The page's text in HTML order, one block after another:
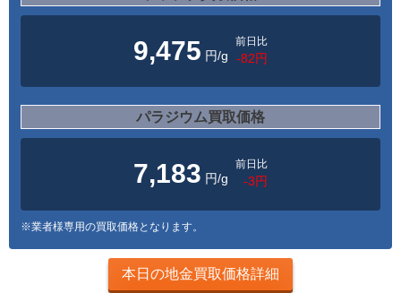
9,475 円/g
前日比
-82円
パラジウム買取価格
7,183 円/g
前日比
-3円
※業者様専用の買取価格となります。
本日の地金買取価格詳細